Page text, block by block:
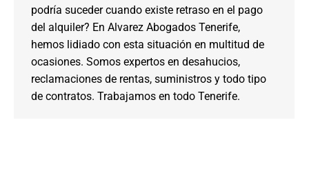
podría suceder cuando existe retraso en el pago
del alquiler? En Alvarez Abogados Tenerife,
hemos lidiado con esta situación en multitud de
ocasiones. Somos expertos en desahucios,
reclamaciones de rentas, suministros y todo tipo
de contratos. Trabajamos en todo Tenerife.